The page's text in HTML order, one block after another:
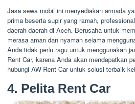
Jasa sewa mobil ini menyediakan armada
prima beserta supir yang ramah,
daerah-daerah di Aceh. Berusaha untuk
merasa aman dan nyaman selama
Anda tidak perlu ragu untuk menggunakan
Rent Car, karena Anda akan mendapatkan
hubungi AW Rent Car untuk solusi terbaik
4. Pelita Rent Car